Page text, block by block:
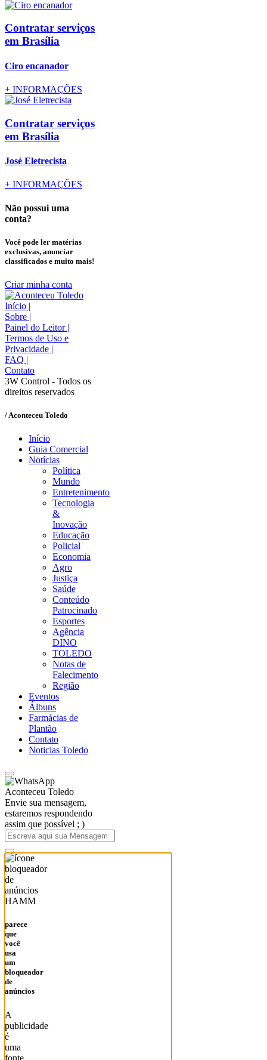
Contratar serviços
em Brasília
Ciro encanador
+ INFORMAÇÕES
Contratar serviços
em Brasília
José Eletrecista
+ INFORMAÇÕES
Não possui uma
conta?
Você pode ler matérias
exclusivas, anunciar
classificados e muito mais!
Criar minha conta
Início |
Sobre |
Painel do Leitor |
Termos de Uso e
Privacidade |
FAQ |
Contato
3W Control - Todos os
direitos reservados
/ Aconteceu Toledo
Início
Guia Comercial
Notícias
Política
Mundo
Entretenimento
Tecnologia
&
Inovação
Educação
Policial
Economia
Agro
Justiça
Saúde
Conteúdo
Patrocinado
Esportes
Agência
DINO
TOLEDO
Notas de
Falecimento
Região
Eventos
Álbuns
Farmácias de
Plantão
Contato
Noticias Toledo
Aconteceu Toledo
Envie sua mensagem,
estaremos respondendo
assim que possível ; )
HAMM
parece
que
você
usa
um
bloqueador
de
anúncios
A
publicidade
é
uma
fonte